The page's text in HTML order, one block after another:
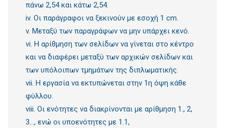
πάνω 2,54 και κάτω 2,54.
iv. Οι παράγραφοι να ξεκινούν με εσοχή 1 cm.
v. Μεταξύ των παραγράφων να μην υπάρχει κενό.
vi. Η αρίθμηση των σελίδων να γίνεται στο κέντρο
και να διαφέρει μεταξύ των αρχικών σελίδων και
των υπόλοιπων τμημάτων της διπλωματικής.
vii. Η εργασία να εκτυπώνεται στην 1η όψη κάθε
φύλλου.
viii. Οι ενότητες να διακρίνονται με αρίθμηση 1., 2,
3…, ενώ οι υποενότητες με 1.1,